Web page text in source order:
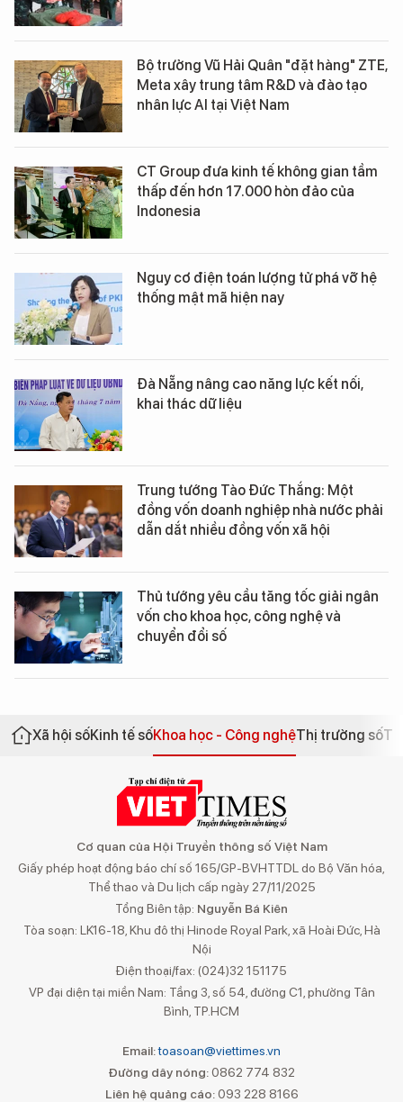
Bộ trưởng Vũ Hải Quân "đặt hàng" ZTE,
Meta xây trung tâm R&D và đào tạo
nhân lực AI tại Việt Nam
CT Group đưa kinh tế không gian tầm
thấp đến hơn 17.000 hòn đảo của
Indonesia
Nguy cơ điện toán lượng tử phá vỡ hệ
thống mật mã hiện nay
Đà Nẵng nâng cao năng lực kết nối,
khai thác dữ liệu
Trung tướng Tào Đức Thắng: Một
đồng vốn doanh nghiệp nhà nước phải
dẫn dắt nhiều đồng vốn xã hội
Thủ tướng yêu cầu tăng tốc giải ngân
vốn cho khoa học, công nghệ và
chuyển đổi số
Xã hội sốKinh tế sốKhoa học - Công nghệThị trường số
Cơ quan của Hội Truyền thông số Việt Nam
Giấy phép hoạt động báo chí số 165/GP-BVHTTDL do Bộ Văn hóa,
Thể thao và Du lịch cấp ngày 27/11/2025
Tổng Biên tập: Nguyễn Bá Kiên
Tòa soạn: LK16-18, Khu đô thị Hinode Royal Park, xã Hoài Đức, Hà
Nội
Điện thoại/fax: (024)32 151175
VP đại diện tại miền Nam: Tầng 3, số 54, đường C1, phường Tân
Bình, TP.HCM
Email:toasoan@viettimes.vn
Đường dây nóng: 0862 774 832
Liên hệ quảng cáo:093 228 8166